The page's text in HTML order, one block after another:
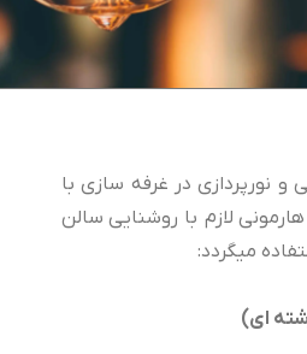
و نورپردازی در غرفه سازی با
لازم با روشنایی سالن
میگردد:
ای)